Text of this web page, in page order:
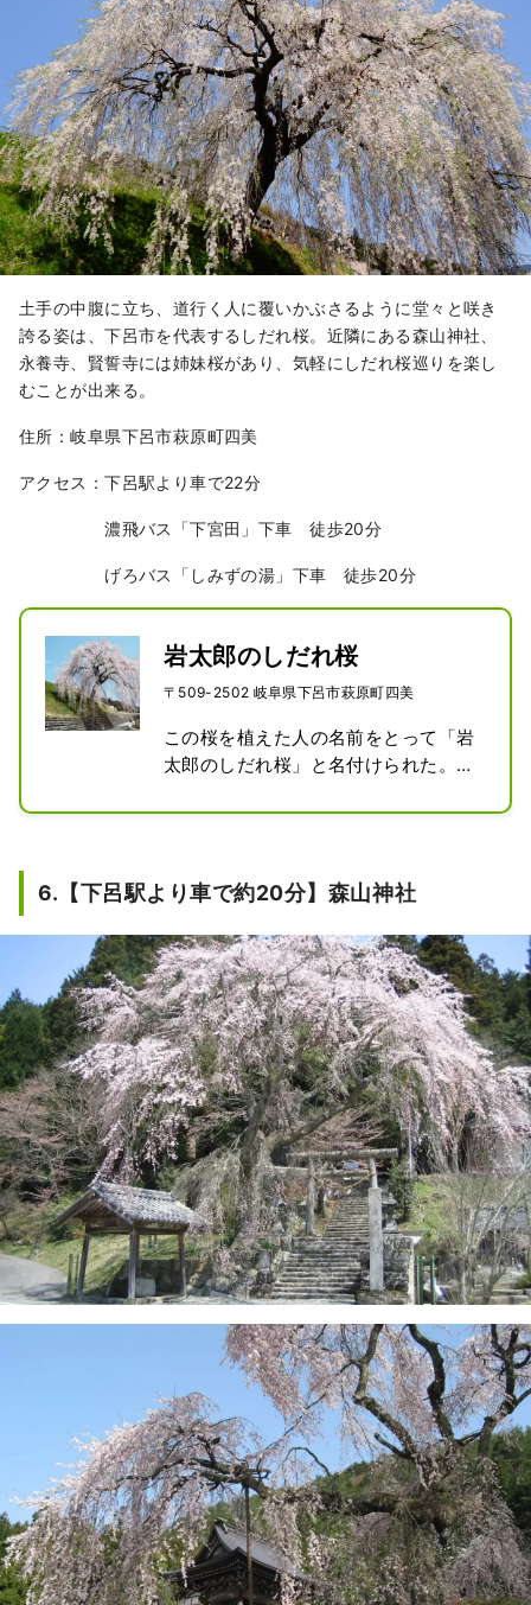
土手の中腹に立ち、道行く人に覆いかぶさるように堂々と咲き
誇る姿は、下呂市を代表するしだれ桜。近隣にある森山神社、
永養寺、賢誓寺には姉妹桜があり、気軽にしだれ桜巡りを楽し
むことが出来る。
住所：岐阜県下呂市萩原町四美
アクセス：下呂駅より車で22分
濃飛バス「下宮田」下車 徒歩20分
げろバス「しみずの湯」下車 徒歩20分
岩太郎のしだれ桜
〒509-2502 岐阜県下呂市萩原町四美
この桜を植えた人の名前をとって「岩
太郎のしだれ桜」と名付けられた。
土手の中腹に立ち、道行く人に覆いか
ーを浴びているように楽しめる。
6.【下呂駅より車で約20分】森山神社